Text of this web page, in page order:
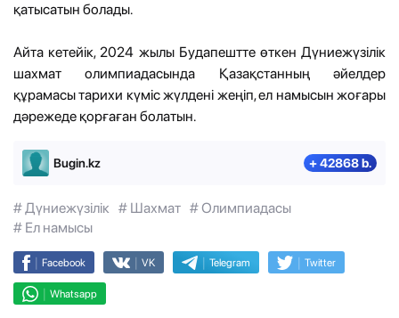
қатысатын болады.
Айта кетейік, 2024 жылы Будапештте өткен Дүниежүзілік
шахмат олимпиадасында Қазақстанның әйелдер
құрамасы тарихи күміс жүлдені жеңіп, ел намысын жоғары
дәрежеде қорғаған болатын.
Bugin.kz + 42868 b.
# Дүниежүзілік # Шахмат # Олимпиадасы
# Ел намысы
| Facebook | VK | Telegram | Twitter
| Whatsapp